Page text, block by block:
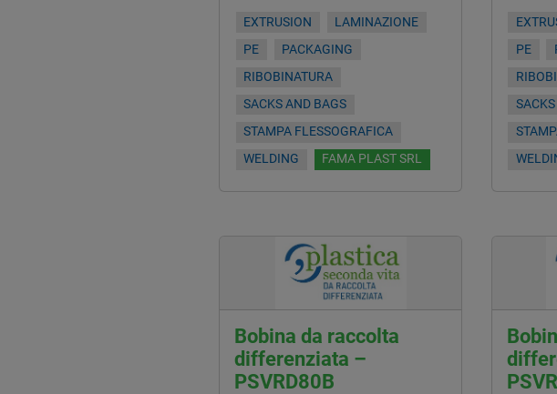
EXTRUSION
LAMINAZIONE
PE
PACKAGING
RIBOBINATURA
SACKS AND BAGS
STAMPA FLESSOGRAFICA
WELDING
FAMA PLAST SRL
PE
Bobina da raccolta
differenziata –
PSVRD80B